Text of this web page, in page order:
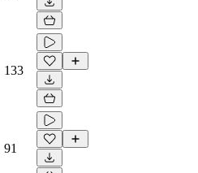
133
91